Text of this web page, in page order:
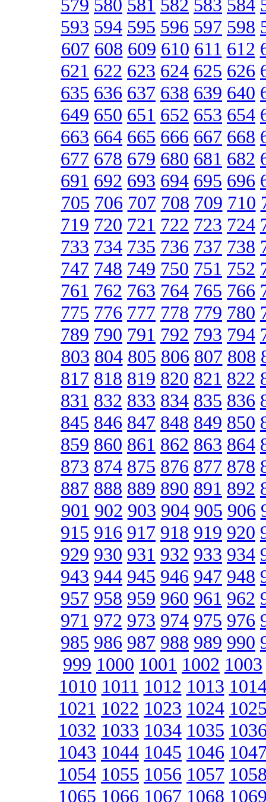
579 580 581 582 583 584
593 594 595 596 597 598
607 608 609 610 611 612
621 622 623 624 625 626
635 636 637 638 639 640
649 650 651 652 653 654
663 664 665 666 667 668
677 678 679 680 681 682
691 692 693 694 695 696
705 706 707 708 709 710
719 720 721 722 723 724
733 734 735 736 737 738
747 748 749 750 751 752
761 762 763 764 765 766
775 776 777 778 779 780
789 790 791 792 793 794
803 804 805 806 807 808
817 818 819 820 821 822
831 832 833 834 835 836
845 846 847 848 849 850
859 860 861 862 863 864
873 874 875 876 877 878
887 888 889 890 891 892
901 902 903 904 905 906
915 916 917 918 919 920
929 930 931 932 933 934
943 944 945 946 947 948
957 958 959 960 961 962
971 972 973 974 975 976
985 986 987 988 989 990
999 1000 1001 1002 1003
1010 1011 1012 1013
1021 1022 1023 1024
1032 1033 1034 1035
1043 1044 1045 1046
1054 1055 1056 1057
1065 1066 1067 1068